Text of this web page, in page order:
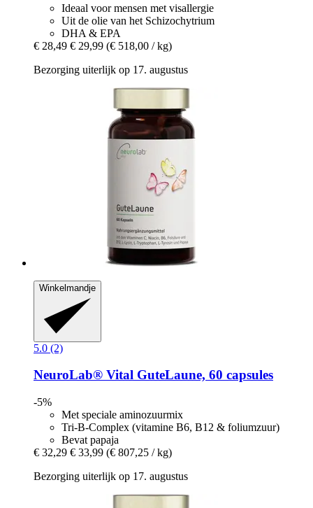
Ideaal voor mensen met visallergie
Uit de olie van het Schizochytrium
DHA & EPA
€ 28,49 € 29,99 (€ 518,00 / kg)
Bezorging uiterlijk op 17. augustus
Winkelmandje
5.0 (2)
NeuroLab® Vital GuteLaune, 60 capsules
-5%
Met speciale aminozuurmix
Tri-B-Complex (vitamine B6, B12 & foliumzuur)
Bevat papaja
€ 32,29 € 33,99 (€ 807,25 / kg)
Bezorging uiterlijk op 17. augustus